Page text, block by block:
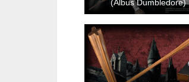
(Albus Dumbledore)